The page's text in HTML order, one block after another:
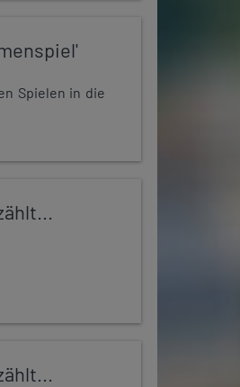
Spielen in die